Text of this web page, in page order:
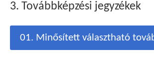
3. Továbbképzési jegyzékek
01. Minősített választható